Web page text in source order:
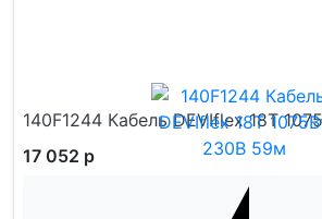
140F1244 Кабель DEVIflex 18T
17 052 р